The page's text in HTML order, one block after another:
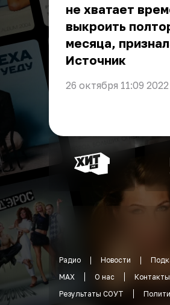
не хватает
выкроить
месяца,
Источник
26 октября 11:09 2022
Радио Новости
MAX
О нас Контакты
Результаты СОУТ